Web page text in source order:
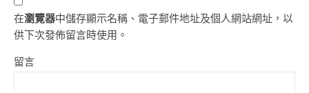
在瀏覽器中儲存顯示名稱、電子郵件地址及個人網站網址，以
供下次發佈留言時使用。
留言